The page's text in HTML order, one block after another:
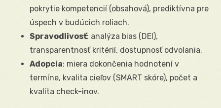
pokrytie kompetencií (obsahová), prediktívna pre
úspech v budúcich roliach.
Spravodlivosť: analýza bias (DEI),
transparentnosť kritérií, dostupnosť odvolania.
Adopcia: miera dokončenia hodnotení v
termíne, kvalita cieľov (SMART skóre), počet a
kvalita check-inov.